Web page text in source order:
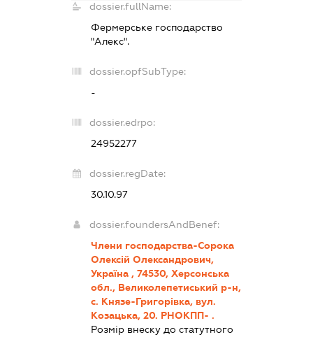
dossier.fullName:
Фермерське господарство
"Алекс".
dossier.opfSubType:
-
dossier.edrpo:
24952277
dossier.regDate:
30.10.97
dossier.foundersAndBenef:
Члени господарства-Сорока
Олексій Олександрович,
Україна , 74530, Херсонська
обл., Великолепетиський р-н,
с. Князе-Григорівка, вул.
Козацька, 20. РНОКПП- .
Розмір внеску до статутного